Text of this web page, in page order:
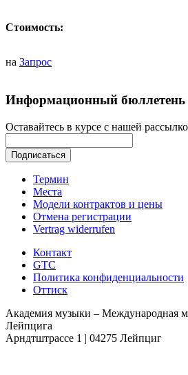
Стоимость:
на Запрос
Информационный бюллетень
Оставайтесь в курсе с нашей
Термин
Места
Модели контрактов и цены
Отмена регистрации
Vertrag widerrufen
Контакт
GTC
Политика конфиденциальности
Оттиск
Академия музыки – Международная
Лейпцига
Арндтштрассе 1 | 04275 Лейпциг